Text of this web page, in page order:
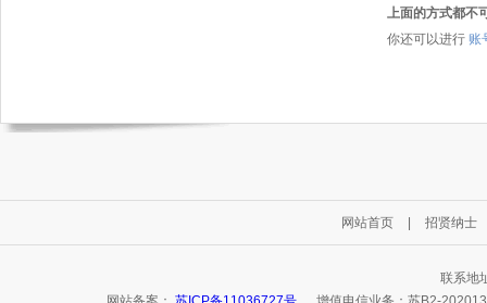
上面的方式都不
你还可以进行 账
网站首页 招贤纳士
联系地